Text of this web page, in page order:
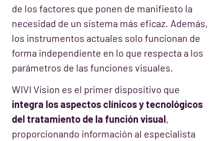
de los factores que ponen de manifiesto la
necesidad de un sistema más eficaz. Además,
los instrumentos actuales solo funcionan de
forma independiente en lo que respecta a los
parámetros de las funciones visuales.
WIVI Vision es el primer dispositivo que
integra los aspectos clínicos y tecnológicos
del tratamiento de la función visual,
proporcionando información al especialista